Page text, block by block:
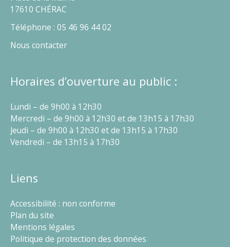
17610 CHÉRAC
Téléphone : 05 46 96 44 02
Nous contacter
Horaires d’ouverture au public :
Lundi – de 9h00 à 12h30
Mercredi – de 9h00 à 12h30 et de 13h15 à 17h30
Jeudi – de 9h00 à 12h30 et de 13h15 à 17h30
Vendredi – de 13h15 à 17h30
Liens
Accessibilité : non conforme
Plan du site
Mentions légales
Politique de protection des données